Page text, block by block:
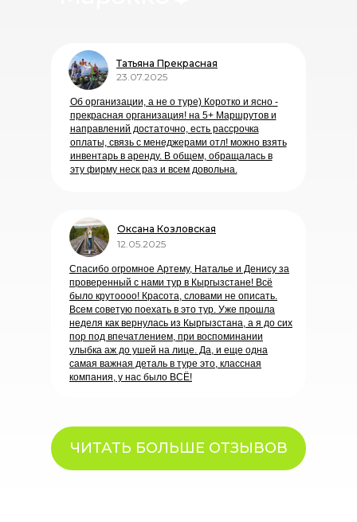
Татьяна Прекрасная
Об организации, а не о туре) Коротко и ясно -
прекрасная организация! на 5+ Маршрутов и
направлений достаточно, есть рассрочка
оплаты, связь с менеджерами отл! можно взять
инвентарь в аренду. В общем, обращалась в
эту фирму неск раз и всем довольна.
23.07.2025
Спасибо огромное Артему, Наталье и Денису за
проверенный с нами тур в Кыргызстане! Всё
было крутоооо! Красота, словами не описать.
Всем советую поехать в это тур. Уже прошла
неделя как вернулась из Кыргызстана, а я до сих
пор под впечатлением, при воспоминании
улыбка аж до ушей на лице. Да, и еще одна
самая важная деталь в туре это, классная
компания, у нас было ВСЁ!
12.05.2025
Оксана Козловская
ЧИТАТЬ БОЛЬШЕ ОТЗЫВОВ